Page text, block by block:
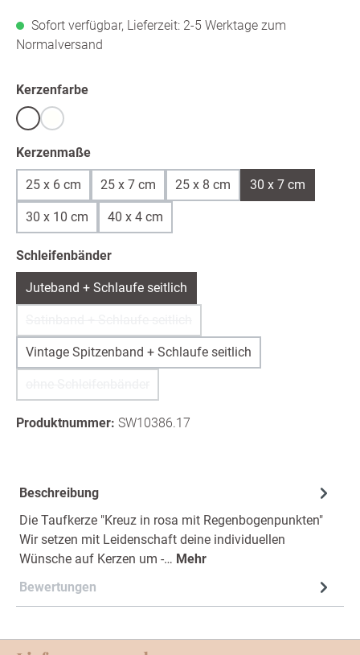
Sofort verfügbar, Lieferzeit: 2-5 Werktage zum
Normalversand
Kerzenfarbeauswählen
Weißwarmweiß /ivory
(Diese Option ist zurzeit nicht verfügbar.)
Kerzenmaßeauswählen
25 x 6 cm 25 x 7 cm 25 x 8 cm 30 x 7 cm
30 x 10 cm 40 x 4 cm
Schleifenbänderauswählen
Juteband + Schlaufe seitlich
Vintage Spitzenband + Schlaufe seitlich
Produktnummer: SW10386.17
Beschreibung
Die Taufkerze "Kreuz in rosa mit Regenbogenpunkten"
Wir setzen mit Leidenschaft deine individuellen
Wünsche auf Kerzen um -… Mehr
Bewertungen